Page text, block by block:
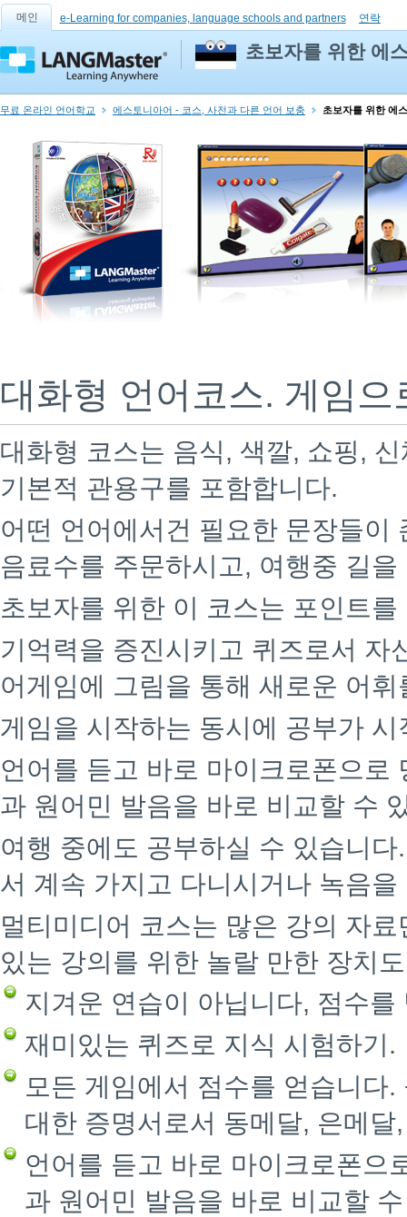
메인 e-Learning for companies, language schools and partners 연락
초보자를 위한 에
무료 온라인 언어학교 에스토니아어 - 코스, 사전과 다른 언어 보충 초보자를 위한 에
대화형 언어코스. 게임
대화형 코스는 음식, 색깔, 쇼핑,
기본적 관용구를 포함합니다.
어떤 언어에서건 필요한 문장들이
음료수를 주문하시고, 여행중 길
초보자를 위한 이 코스는 포인트
기억력을 증진시키고 퀴즈로서 자
어게임에 그림을 통해 새로운 어
게임을 시작하는 동시에 공부가 시
언어를 듣고 바로 마이크로폰으로
과 원어민 발음을 바로 비교할 수
여행 중에도 공부하실 수 있습니
서 계속 가지고 다니시거나 녹음
멀티미디어 코스는 많은 강의 자
있는 강의를 위한 놀랄 만한 장치
지겨운 연습이 아닙니다, 점수
재미있는 퀴즈로 지식 시험하기.
모든 게임에서 점수를 얻습니다
대한 증명서로서 동메달, 은메
언어를 듣고 바로 마이크로폰으
과 원어민 발음을 바로 비교할